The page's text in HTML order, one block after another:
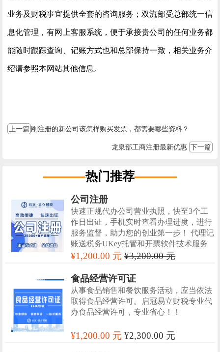
业务及财税事宜提供全套的咨询服务；双流部受总部统一信
息化管理，有网上客服系统，便于承接贵公司的任何业务都
能随时跟踪查询、记账方式也和总部保持一致，相关业务介
绍请参照本网站其他信息。
上一篇 刚注册的新公司该怎样购买发票，都需要哪些资料？
龙泉部工商注册最新优惠 下一篇
热门推荐
公司注册
快速正规代办公司营业执照，快至3个工
作日出证，手机实时查看办理进度，进行
服务监督，助力您的创业第一步！ 代理记
账送税务UKey托管和开票软件技术服务
¥1,200.00 元¥3,200.00 元
食品经营许可证
从事食品销售和餐饮服务活动，应当依法
取得食品经营许可。启冠易立财税专业代
办食品经营许可，专业省心！！
¥1,200.00 元¥2,300.00 元